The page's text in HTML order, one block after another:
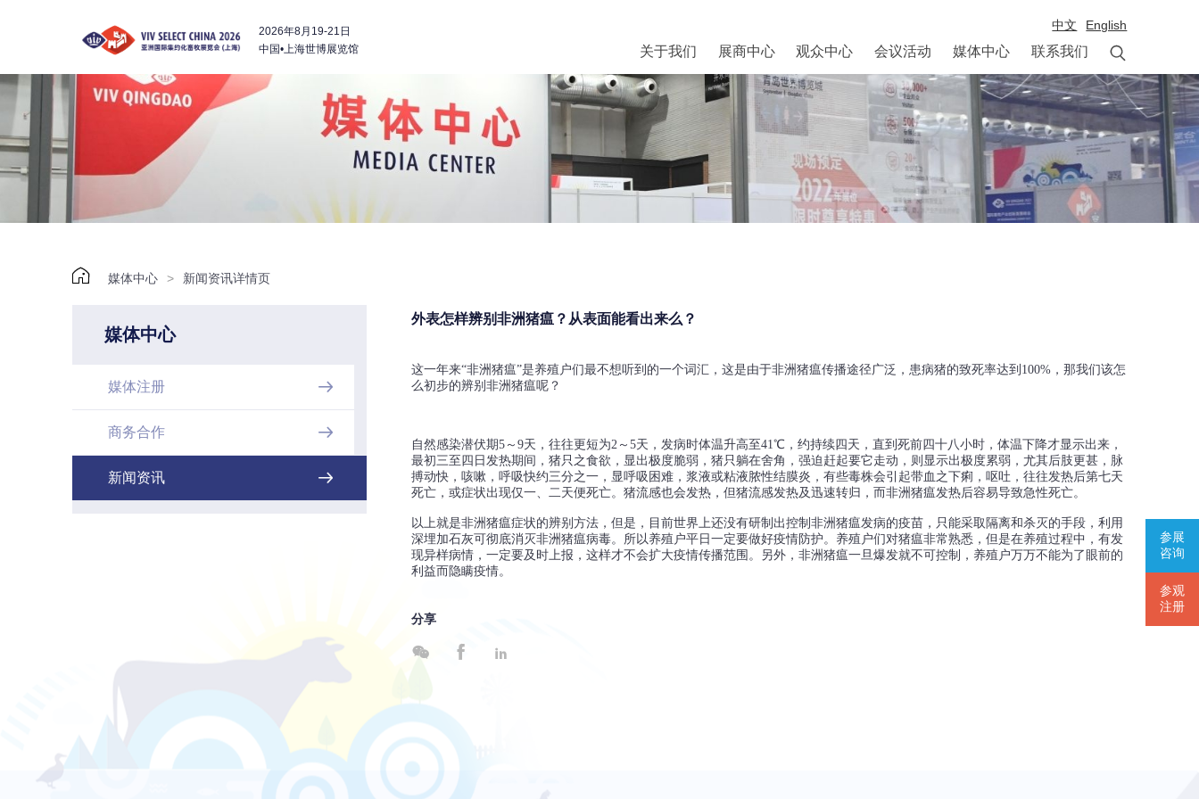
2026年8月19-21日
中国•上海世博展览馆
中文 English
关于我们 展商中心 观众中心 会议活动 媒体中心 联系我们 
参展
咨询
参观
注册
 媒体中心 > 新闻资讯详情页
媒体中心
媒体注册 
商务合作 
新闻资讯 
外表怎样辨别非洲猪瘟？从表面能看出来么？
这一年来“非洲猪瘟”是养殖户们最不想听到的一个词汇，这是由于非洲猪瘟传播途径广泛，患病猪的致死率达到100%，那我们该怎
么初步的辨别非洲猪瘟呢？
自然感染潜伏期5～9天，往往更短为2～5天，发病时体温升高至41℃，约持续四天，直到死前四十八小时，体温下降才显示出来，
最初三至四日发热期间，猪只之食欲，显出极度脆弱，猪只躺在舍角，强迫赶起要它走动，则显示出极度累弱，尤其后肢更甚，脉
搏动快，咳嗽，呼吸快约三分之一，显呼吸困难，浆液或粘液脓性结膜炎，有些毒株会引起带血之下痢，呕吐，往往发热后第七天
死亡，或症状出现仅一、二天便死亡。猪流感也会发热，但猪流感发热及迅速转归，而非洲猪瘟发热后容易导致急性死亡。
以上就是非洲猪瘟症状的辨别方法，但是，目前世界上还没有研制出控制非洲猪瘟发病的疫苗，只能采取隔离和杀灭的手段，利用
深埋加石灰可彻底消灭非洲猪瘟病毒。所以养殖户平日一定要做好疫情防护。养殖户们对猪瘟非常熟悉，但是在养殖过程中，有发
现异样病情，一定要及时上报，这样才不会扩大疫情传播范围。另外，非洲猪瘟一旦爆发就不可控制，养殖户万万不能为了眼前的
利益而隐瞒疫情。
分享
  